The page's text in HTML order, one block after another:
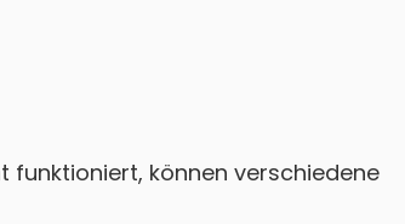
funktioniert, können verschiedene